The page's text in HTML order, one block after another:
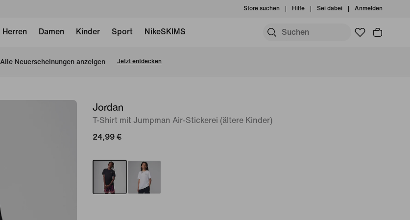
Store suchen Hilfe Sei dabei Anmelden
Herren Damen Kinder Sport NikeSKIMS
Alle Neuerscheinungen anzeigen Jetzt entdecken
Bild 1Jordan
T-Shirt mit Jumpman Air-Stickerei (ältere Kinder)
24,99 €